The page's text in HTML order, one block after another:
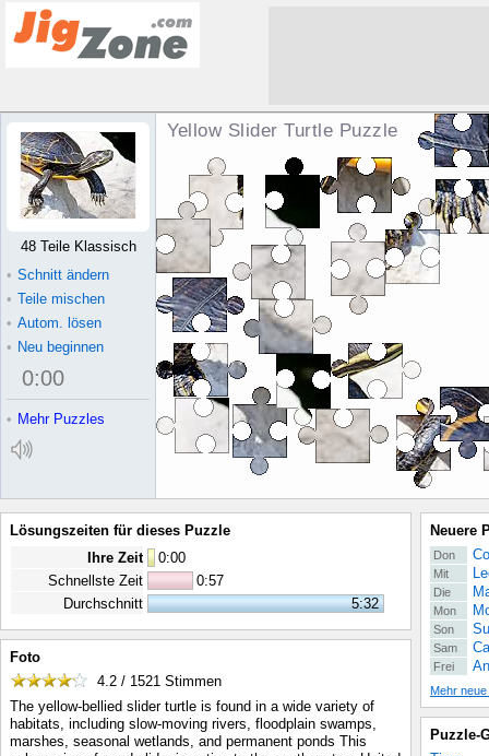
Yellow Slider Turtle Puzzle
48 Teile Klassisch
• Schnitt ändern
• Teile mischen
• Autom. lösen
• Neu beginnen
0:00
• Mehr Puzzles
Lösungszeiten für dieses Puzzle
Ihre Zeit
0:00
Schnellste Zeit
0:57
Durchschnitt
5:32
Foto
4.2 / 1521 Stimmen
The yellow-bellied slider turtle is found in a wide variety of
habitats, including slow-moving rivers, floodplain swamps,
marshes, seasonal wetlands, and permanent ponds This
Neuere
Don
Mit
Die
Mon
Son
Sam
Frei
Mehr
Puzzle-